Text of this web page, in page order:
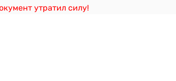
утратил силу!